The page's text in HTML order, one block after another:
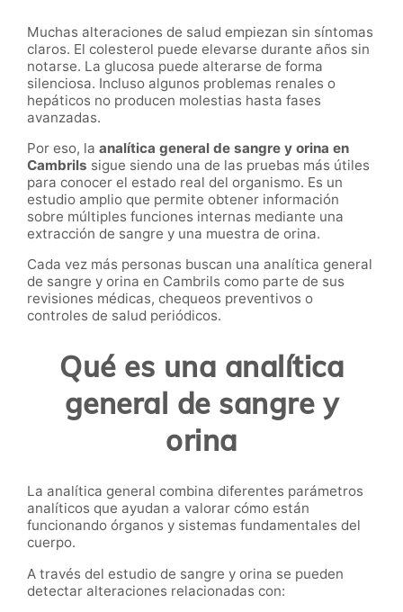
Muchas alteraciones de salud empiezan sin síntomas
claros. El colesterol puede elevarse durante años sin
notarse. La glucosa puede alterarse de forma
silenciosa. Incluso algunos problemas renales o
hepáticos no producen molestias hasta fases
avanzadas.
Por eso, la analítica general de sangre y orina en
Cambrils sigue siendo una de las pruebas más útiles
para conocer el estado real del organismo. Es un
estudio amplio que permite obtener información
sobre múltiples funciones internas mediante una
extracción de sangre y una muestra de orina.
Cada vez más personas buscan una analítica general
de sangre y orina en Cambrils como parte de sus
revisiones médicas, chequeos preventivos o
controles de salud periódicos.
Qué es una analítica
general de sangre y
orina
La analítica general combina diferentes parámetros
analíticos que ayudan a valorar cómo están
funcionando órganos y sistemas fundamentales del
cuerpo.
A través del estudio de sangre y orina se pueden
detectar alteraciones relacionadas con: